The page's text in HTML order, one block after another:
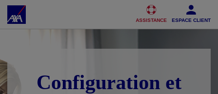
Accéder au Contenu Accéder au Pied de page
ASSISTANCE ESPACE CLIENT
Configuration et